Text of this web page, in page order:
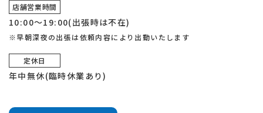
店舗営業時間
10:00～19:00(出張時は不在)
※早朝深夜の出張は依頼内容により出動いたします
定休日
年中無休(臨時休業あり)